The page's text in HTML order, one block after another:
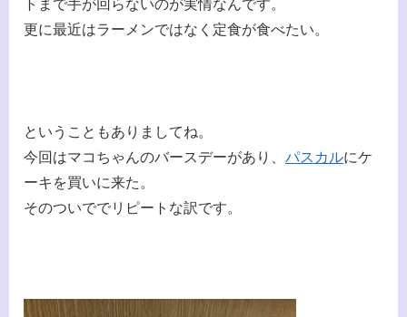
トまで手が回らないのが実情なんです。
更に最近はラーメンではなく定食が食べたい。
ということもありましてね。
今回はマコちゃんのバースデーがあり、 パスカルにケ
ーキを買いに来た。
そのついででリピートな訳です。